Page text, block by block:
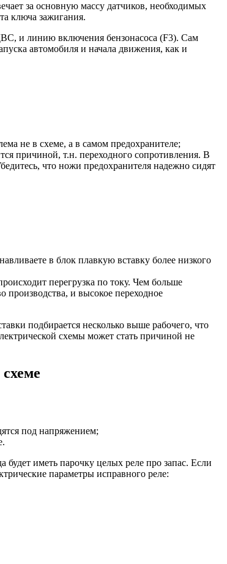
за основную массу датчиков, необходимых
ключа зажигания.
и линию включения бензонасоса (F3). Сам
автомобиля и начала движения, как и
не в схеме, а в самом предохранителе;
причиной, т.н. переходного сопротивления. В
что ножи предохранителя надежно сидят
в блок плавкую вставку более низкого
перегрузка по току. Чем больше
и высокое переходное
подбирается несколько выше рабочего, что
схемы может стать причиной не
под напряжением;
будет иметь парочку целых реле про запас. Если
параметры исправного реле: